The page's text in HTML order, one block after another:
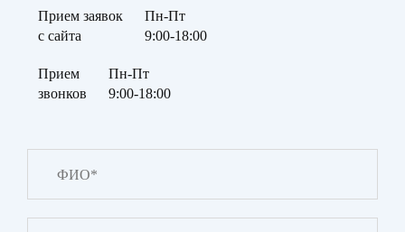
Прием заявок
с сайта
Пн-Пт
9:00-18:00
Прием
звонков
Пн-Пт
9:00-18:00